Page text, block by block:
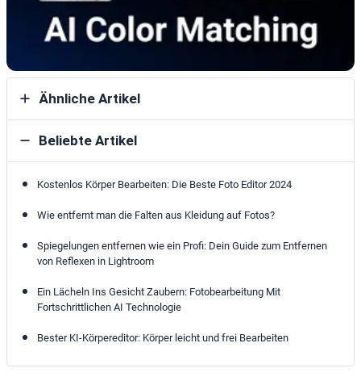
Ähnliche Artikel
Beliebte Artikel
Kostenlos Körper Bearbeiten: Die Beste Foto Editor 2024
Wie entfernt man die Falten aus Kleidung auf Fotos?
Spiegelungen entfernen wie ein Profi: Dein Guide zum Entfernen
von Reflexen in Lightroom
Ein Lächeln Ins Gesicht Zaubern: Fotobearbeitung Mit
Fortschrittlichen AI Technologie
Bester KI-Körpereditor: Körper leicht und frei Bearbeiten